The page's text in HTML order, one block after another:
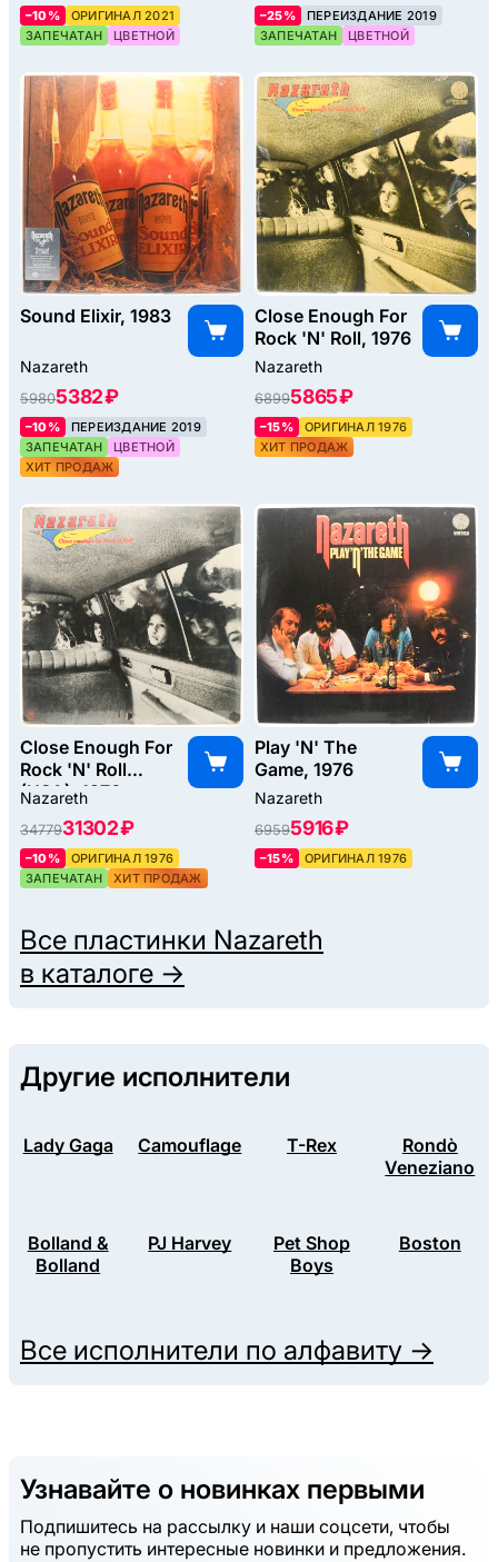
–10%
ОРИГИНАЛ 2021
ЗАПЕЧАТАН
ЦВЕТНОЙ
–25%
ПЕРЕИЗДАНИЕ 2019
ЗАПЕЧАТАН
ЦВЕТНОЙ
Sound Elixir, 1983
Nazareth
59805382 ₽
–10%
ПЕРЕИЗДАНИЕ 2019
ЗАПЕЧАТАН
ЦВЕТНОЙ
ХИТ ПРОДАЖ
Close Enough For
Rock 'N' Roll, 1976
Nazareth
68995865 ₽
–15%
ОРИГИНАЛ 1976
ХИТ ПРОДАЖ
Close Enough For
Rock 'N' Roll
(USA), 1976
Nazareth
3477931302 ₽
–10%
ОРИГИНАЛ 1976
ЗАПЕЧАТАН
ХИТ ПРОДАЖ
Play 'N' The
Game, 1976
Nazareth
69595916 ₽
–15% ОРИГИНАЛ 1976
Все пластинки Nazareth
в каталоге →
Другие исполнители
Lady Gaga Camouflage T-Rex
Rondò
Veneziano
Bolland &
Bolland
PJ Harvey
Pet Shop
Boys
Boston
Все исполнители по алфавиту →
Узнавайте о новинках первыми
Подпишитесь на рассылку и наши соцсети, чтобы
не пропустить интересные новинки и предложения.